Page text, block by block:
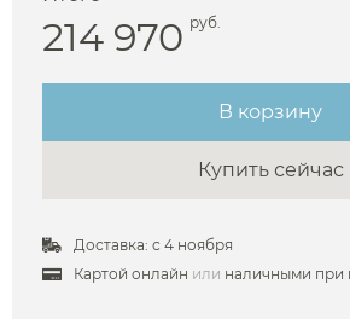
Аксессуары
214 970 руб.
В корзину
Купить сейчас
Доставка: с 4 ноября
Картой онлайн или наличными при